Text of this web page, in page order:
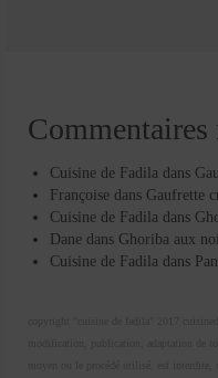
Commentaires
Cuisine de Fadila dans
Françoise dans Gaufrette
Cuisine de Fadila dans
Dane dans Ghoriba aux
Cuisine de Fadila dans